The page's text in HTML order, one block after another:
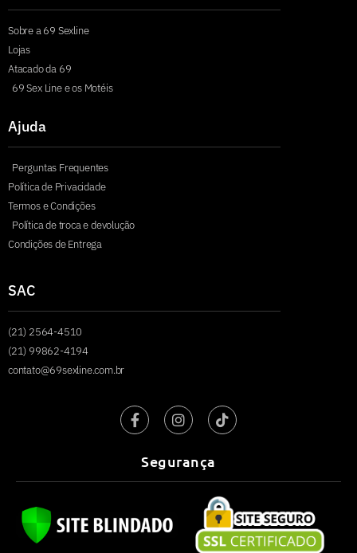
Sobre a 69 Sexline
Lojas
Atacado da 69
69 Sex Line e os Motéis
Ajuda
Perguntas Frequentes
Política de Privacidade
Termos e Condições
Política de troca e devolução
Condições de Entrega
SAC
(21) 2564-4510
(21) 99862-4194
contato@69sexline.com.br
Segurança